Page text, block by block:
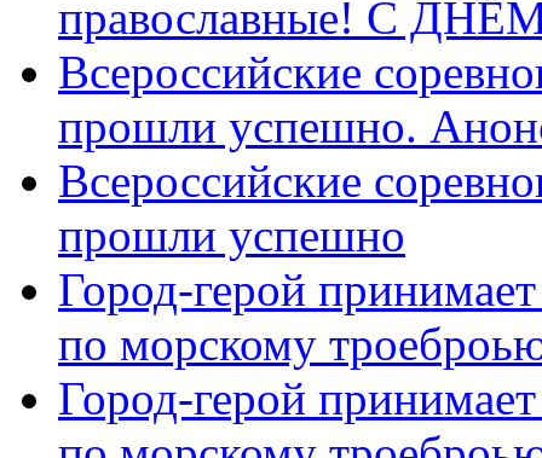
православные! C
Всероссийские
прошли успешно.
Всероссийские
прошли успешно
Город-герой
по морскому
Город-герой